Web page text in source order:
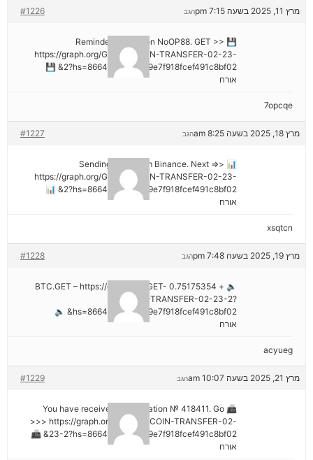
מרץ 11, 2025 בשעה 7:15 pm #1226 הגב
💾 Reminder: Operation NoOP88. GET >>
https://graph.org/GET-BITCOIN-TRANSFER-02-23-
2?hs=8664c520642b9e7f918fcef491c8bf02& 💾
אורח
7opcqe
מרץ 18, 2025 בשעה 8:25 am #1227 הגב
📊 Sending a gift from Binance. Next =>>
https://graph.org/GET-BITCOIN-TRANSFER-02-23-
2?hs=8664c520642b9e7f918fcef491c8bf02& 📊
אורח
xsqtcn
מרץ 19, 2025 בשעה 7:48 pm #1228 הגב
🔈 + 0.75175354 BTC.GET – https://graph.org/GET-
BITCOIN-TRANSFER-02-23-2?
hs=8664c520642b9e7f918fcef491c8bf02& 🔈
אורח
acyueg
מרץ 21, 2025 בשעה 10:07 am #1229 הגב
📠 You have received 1 notification № 418411. Go
>>> https://graph.org/GET-BITCOIN-TRANSFER-02-
23-2?hs=8664c520642b9e7f918fcef491c8bf02& 📠
אורח